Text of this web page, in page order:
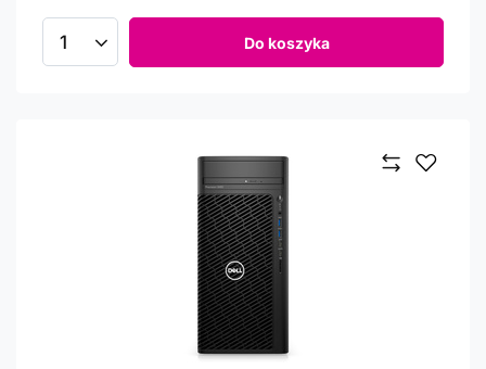
Ilość produktów Do koszyka